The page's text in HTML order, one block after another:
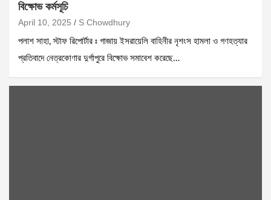
বিক্ষোভ কর্মসূচি
April 10, 2025 S Chowdhury
পলাশ সাহা, স্টাফ রিপোর্টার ঃ গাজায় ইসরায়েলি বাহিনীর নৃশংস হামলা ও গণহত্যার
প্রতিবাদে নেত্রকোণার দুর্গাপুরে বিক্ষোভ সমাবেশ করেছে…